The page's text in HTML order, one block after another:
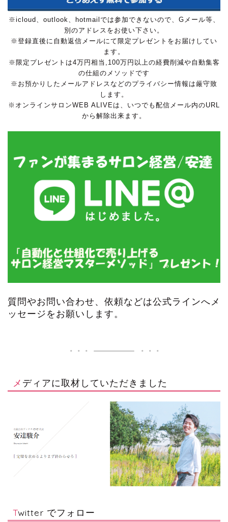
※icloud、outlook、hotmailでは参加できないので、Gメール等、
別のアドレスをお使い下さい。
※登録直後に自動返信メールにて限定プレゼントをお届けしてい
ます。
※限定プレゼントは4万円相当,100万円以上の経費削減や自動集客
の仕組のメソッドです
※お預かりしたメールアドレスなどのプライバシー情報は厳守致
します。
※オンラインサロンWEB ALIVEは、いつでも配信メール内のURL
から解除出来ます。
質問やお問い合わせ、依頼などは公式ラインへメ
ッセージをお願いします。
メディアに取材していただきました
Twitter でフォロー